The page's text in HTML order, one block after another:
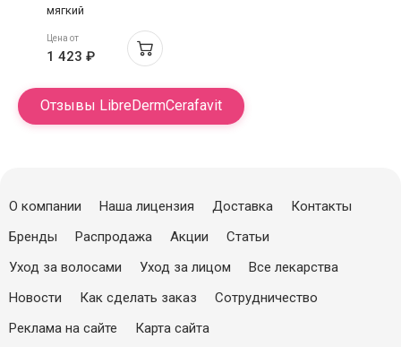
мягкий
физиологический с
церамидами и
пребиотиком 400мл
Цена от
1 423 ₽
Отзывы LibreDermCerafavit
О компании Наша лицензия Доставка
Контакты
Бренды
Распродажа Акции
Статьи
Уход за волосами
Уход за лицом
Все лекарства
Новости
Как сделать заказ
Сотрудничество
Реклама на сайте
Карта сайта